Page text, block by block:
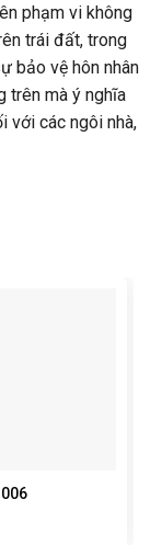
phạm vi không
trái đất, trong
bảo vệ hôn nhân
trên mà ý nghĩa
với các ngôi nhà,